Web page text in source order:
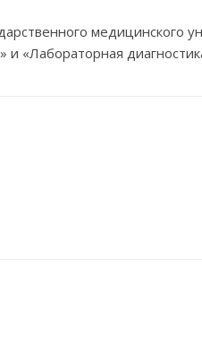
медицинского
и «Лабораторная